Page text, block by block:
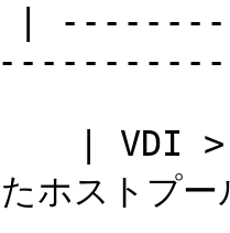
|
| VDI >
ホストプ